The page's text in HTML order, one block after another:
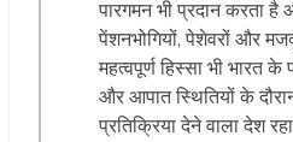
पारगमन भी प्रदान करता
पेंशनभोगियों, पेशेवरों और
महत्वपूर्ण हिस्सा भी भारत
और आपात स्थितियों के
प्रतिक्रिया देने वाला देश